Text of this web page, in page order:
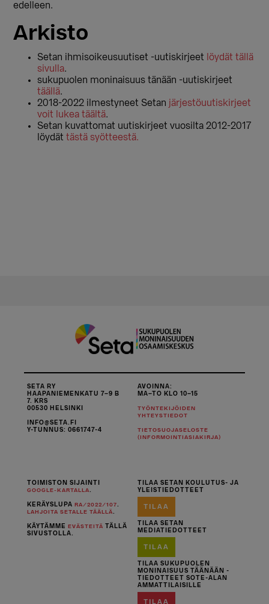
edelleen.
Arkisto
Setan ihmisoikeusuutiset -uutiskirjeet löydät tällä
sivulla.
sukupuolen moninaisuus tänään -uutiskirjeet
täällä.
2018-2022 ilmestyneet Setan järjestöuutiskirjeet
voit lukea täältä.
Setan kuvattomat uutiskirjeet vuosilta 2012-2017
löydättästä syötteestä.
SETA RY
HAAPANIEMENKATU 7–9 B
7. KRS
00530 HELSINKI
INFO@SETA.FI
Y-TUNNUS: 0661747-4
AVOINNA:
MA–TO KLO 10–15
TYÖNTEKIJÖIDEN
YHTEYSTIEDOT
TIETOSUOJASELOSTE
(INFORMOINTIASIAKIRJA)
TOIMISTON SIJAINTI
GOOGLE-KARTALLA.
KERÄYSLUPARA/2022/107.
LAHJOITA SETALLE TÄÄLLÄ.
KÄYTÄMMEEVÄSTEITÄ TÄLLÄ
SIVUSTOLLA.
TILAA SETAN KOULUTUS- JA
YLEISTIEDOTTEET
TILAA
TILAA SETAN
MEDIATIEDOTTEET
TILAA
TILAA SUKUPUOLEN
MONINAISUUS TÄÄNÄÄN -
TIEDOTTEET SOTE-ALAN
AMMATTILAISILLE
TILAA